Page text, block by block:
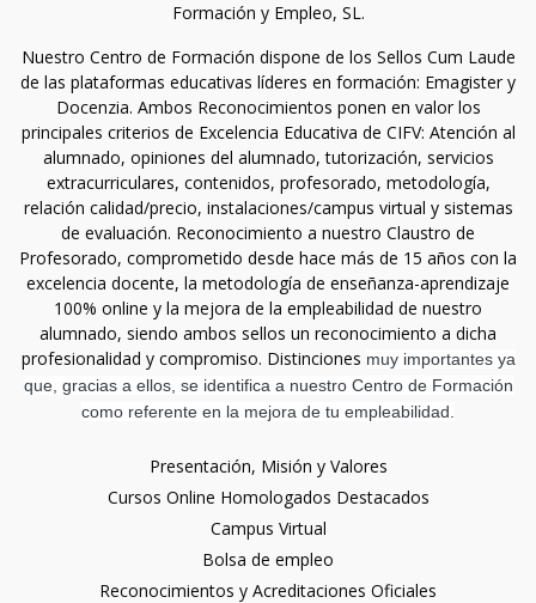
Formación y Empleo, SL.
Nuestro Centro de Formación dispone de los Sellos Cum Laude
de las plataformas educativas líderes en formación: Emagister y
Docenzia. Ambos Reconocimientos ponen en valor los
principales criterios de Excelencia Educativa de CIFV: Atención al
alumnado, opiniones del alumnado, tutorización, servicios
extracurriculares, contenidos, profesorado, metodología,
relación calidad/precio, instalaciones/campus virtual y sistemas
de evaluación. Reconocimiento a nuestro Claustro de
Profesorado, comprometido desde hace más de 15 años con la
excelencia docente, la metodología de enseñanza-aprendizaje
100% online y la mejora de la empleabilidad de nuestro
alumnado, siendo ambos sellos un reconocimiento a dicha
profesionalidad y compromiso. Distinciones muy importantes ya
que, gracias a ellos, se identifica a nuestro Centro de Formación
como referente en la mejora de tu empleabilidad.
Presentación, Misión y Valores
Cursos Online Homologados Destacados
Campus Virtual
Bolsa de empleo
Reconocimientos y Acreditaciones Oficiales